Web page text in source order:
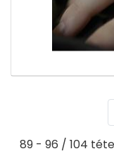
89 - 96 / 104